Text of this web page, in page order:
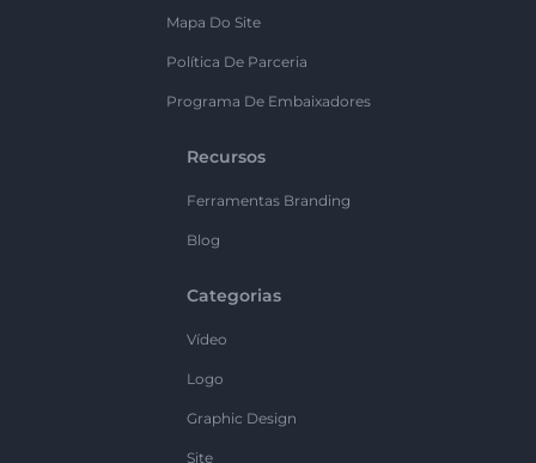
Mapa Do Site
Política De Parceria
Programa De Embaixadores
Recursos
Ferramentas Branding
Blog
Categorias
Vídeo
Logo
Graphic Design
Site